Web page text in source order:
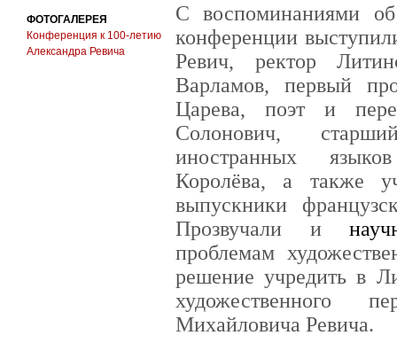
ФОТОГАЛЕРЕЯ
Конференция к 100-летию
Александра Ревича
С воспоминаниями
конференции
Ревич, ректор
Варламов, первый
Царева, поэт и
Солонович,
иностранных
Королёва, а также
выпускники
Прозвучали и
проблемам
решение учредить в
художественного
Михайловича Ревича.